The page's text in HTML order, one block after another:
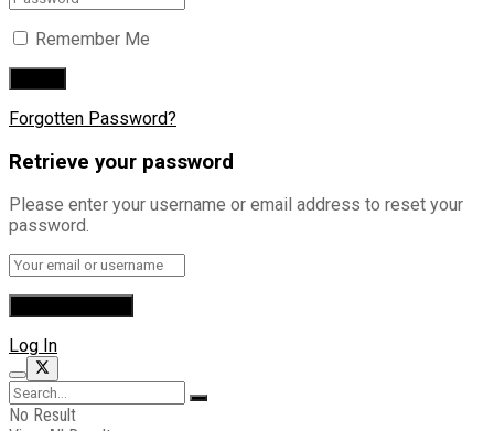
Remember Me
Forgotten Password?
Retrieve your password
Please enter your username or email address to reset your
password.
Log In
No Result